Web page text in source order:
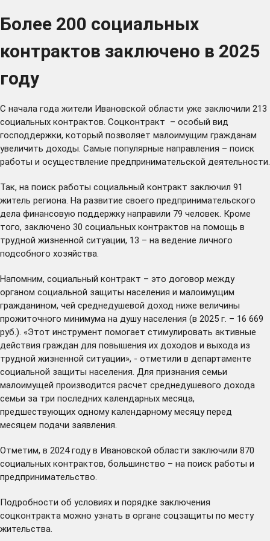
Более 200 социальных
контрактов заключено в 2025
году
С начала года жители Ивановской области уже заключили 213
социальных контрактов. Соцконтракт – особый вид
господдержки, который позволяет малоимущим гражданам
увеличить доходы. Самые популярные направления – поиск
работы и осуществление предпринимательской деятельности.
Так, на поиск работы социальный контракт заключил 91
житель региона. На развитие своего предпринимательского
дела финансовую поддержку направили 79 человек. Кроме
того, заключено 30 социальных контрактов на помощь в
трудной жизненной ситуации, 13 – на ведение личного
подсобного хозяйства.
Напомним, социальный контракт – это договор между
органом социальной защиты населения и малоимущим
гражданином, чей среднедушевой доход ниже величины
прожиточного минимума на душу населения (в 2025 г. – 16 669
руб.). «Этот инструмент помогает стимулировать активные
действия граждан для повышения их доходов и выхода из
трудной жизненной ситуации», - отметили в департаменте
социальной защиты населения. Для признания семьи
малоимущей производится расчет среднедушевого дохода
семьи за три последних календарных месяца,
предшествующих одному календарному месяцу перед
месяцем подачи заявления.
Отметим, в 2024 году в Ивановской области заключили 870
социальных контрактов, большинство – на поиск работы и
предпринимательство.
Подробности об условиях и порядке заключения
соцконтракта можно узнать в органе соцзащиты по месту
жительства.